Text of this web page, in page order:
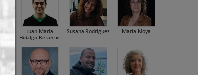
Juan María
Hidalgo Betanzos
Susana Rodriguez María Moya